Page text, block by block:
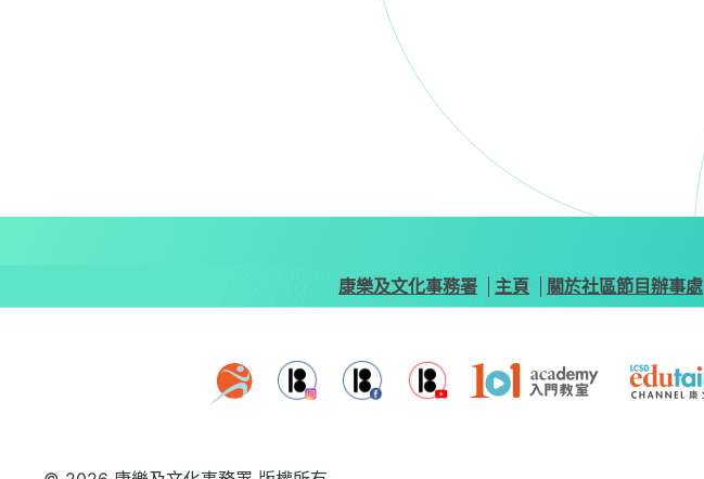
康樂及文化事務署 主頁 關於社區節目辦事處